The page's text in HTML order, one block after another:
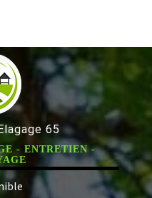
65
- ENTRETIEN -